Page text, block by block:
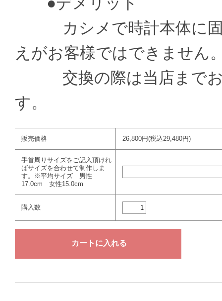
カシメで時計本体に固
えがお客様ではできません
交換の際は当店までお
す。
販売価格 26,800円(税込29,480円)
手首周りサイズをご記入頂けれ
ばサイズを合わせて制作しま
す。※平均サイズ 男性
17.0cm 女性15.0cm
購入数